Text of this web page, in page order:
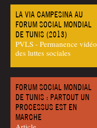
LA VIA CAMPESINA AU
FORUM SOCIAL MONDIAL
DE TUNIS (2013)
PVLS - Permanence vidéo
des luttes sociales
FORUM SOCIAL MONDIAL
DE TUNIS : PARTOUT UN
PROCESSUS EST EN
MARCHE